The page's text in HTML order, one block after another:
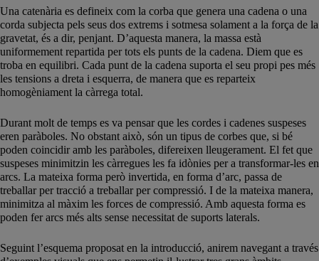
Una catenària es defineix com la corba que genera una cadena o una
corda subjecta pels seus dos extrems i sotmesa solament a la força de la
gravetat, és a dir, penjant. D’aquesta manera, la massa està
uniformement repartida per tots els punts de la cadena. Diem que es
troba en equilibri. Cada punt de la cadena suporta el seu propi pes més
les tensions a dreta i esquerra, de manera que es reparteix
homogèniament la càrrega total.
Durant molt de temps es va pensar que les cordes i cadenes suspeses
eren paràboles. No obstant això, són un tipus de corbes que, si bé
poden coincidir amb les paràboles, difereixen lleugerament. El fet que
suspeses minimitzin les càrregues les fa idònies per a transformar-les en
arcs. La mateixa forma però invertida, en forma d’arc, passa de
treballar per tracció a treballar per compressió. I de la mateixa manera,
minimitza al màxim les forces de compressió. Amb aquesta forma es
poden fer arcs més alts sense necessitat de suports laterals.
Seguint l’esquema proposat en la introducció, anirem navegant a través